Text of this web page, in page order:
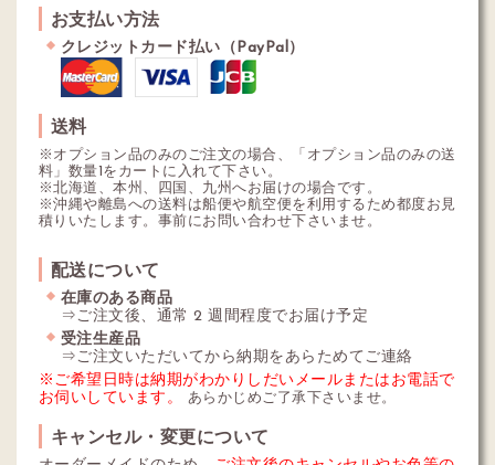
お支払い方法
クレジットカード払い（PayPal）
送料
※オプション品のみのご注文の場合、「オプション品のみの送
料」数量1をカートに入れて下さい。
※北海道、本州、四国、九州へお届けの場合です。
※沖縄や離島への送料は船便や航空便を利用するため都度お見
積りいたします。事前にお問い合わせ下さいませ。
配送について
在庫のある商品
⇒ご注文後、通常 2 週間程度でお届け予定
受注生産品
⇒ご注文いただいてから納期をあらためてご連絡
※ご希望日時は納期がわかりしだいメールまたはお電話で
お伺いしています。
あらかじめご了承下さいませ。
キャンセル・変更について